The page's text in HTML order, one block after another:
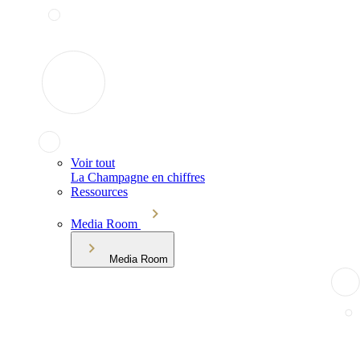
Voir tout
La Champagne en chiffres
Ressources
Media Room
Media Room